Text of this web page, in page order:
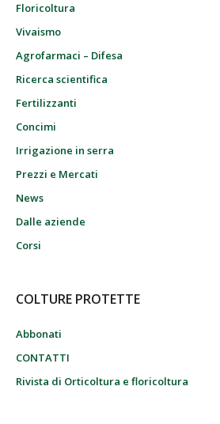
Floricoltura
Vivaismo
Agrofarmaci – Difesa
Ricerca scientifica
Fertilizzanti
Concimi
Irrigazione in serra
Prezzi e Mercati
News
Dalle aziende
Corsi
COLTURE PROTETTE
Abbonati
CONTATTI
Rivista di Orticoltura e floricoltura